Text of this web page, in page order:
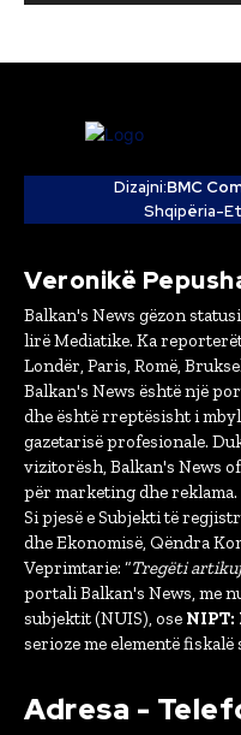
Dizajni:BMC
Shqipëria-
Veronikë
Balkan's News gëzon
lirë Mediatike. Ka
Londër, Paris, Romë,
Balkan's News është një
dhe është rreptësisht i
gazetarisë profesionale.
vizitorësh, Balkan's News
për marketing dhe reklama.
Si pjesë e Subjekti të
dhe Ekonomisë, Qëndra
Veprimtarie: “Tregëti
portali Balkan's News, me
subjektit (NUIS), ose NIPT:
serioze me elementë fiskalë
Adresa -